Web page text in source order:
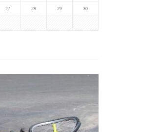
27 28 29 30